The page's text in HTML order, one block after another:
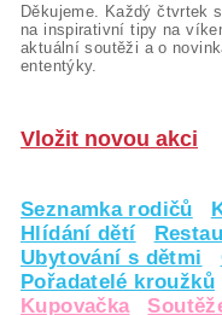
Děkujeme. Každý čtvrtek
na inspirativní tipy na
aktuální soutěži a o
ententýky.
Vložit novou akci
Seznamka rodičů
Hlídání dětí
Ubytování s dětmi
Pořadatelé kroužků
Kupovačka